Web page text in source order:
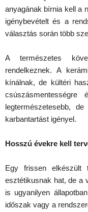
anyagának bírnia kell a
igénybevételt és a
választás során több
A természetes
rendelkeznek. A
kínálnak, de kültéri
legtermészetesebb,
karbantartást igényel.
Hosszú évekre kell
Egy frissen elkészült
esztétikusnak hat, de a
is ugyanilyen
időszak vagy a